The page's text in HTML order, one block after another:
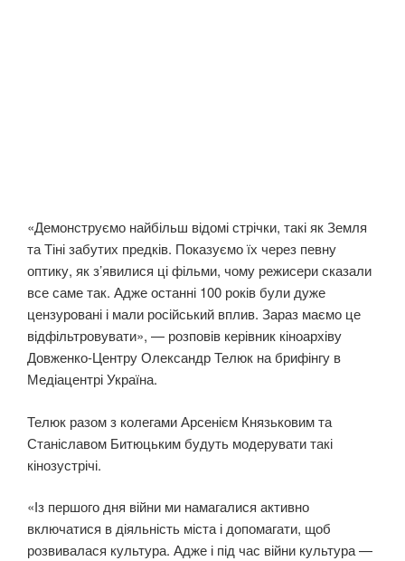
«Демонструємо найбільш відомі стрічки, такі як Земля
та Тіні забутих предків. Показуємо їх через певну
оптику, як з’явилися ці фільми, чому режисери сказали
все саме так. Адже останні 100 років були дуже
цензуровані і мали російський вплив. Зараз маємо це
відфільтровувати», — розповів керівник кіноархіву
Довженко-Центру Олександр Телюк на брифінгу в
Медіацентрі Україна.
Телюк разом з колегами Арсенієм Князьковим та
Станіславом Битюцьким будуть модерувати такі
кінозустрічі.
«Із першого дня війни ми намагалися активно
включатися в діяльність міста і допомагати, щоб
розвивалася культура. Адже і під час війни культура —